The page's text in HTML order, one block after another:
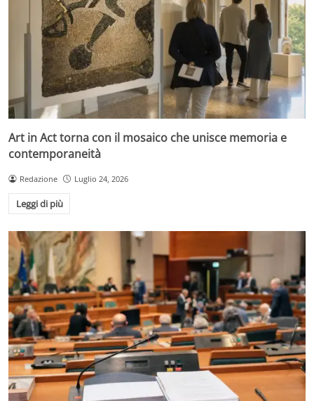
Art in Act torna con il mosaico che unisce memoria e
contemporaneità
Redazione Luglio 24, 2026
Leggi di più